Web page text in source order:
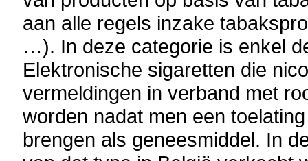
aan alle regels inzake
…). In deze categorie is enkel
Elektronische sigaretten die
vermeldingen in verband met
worden nadat men een
brengen als geneesmiddel. In